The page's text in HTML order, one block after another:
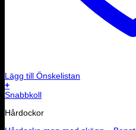
Lägg till Önskelistan
+
Snabbkoll
Hårdockor